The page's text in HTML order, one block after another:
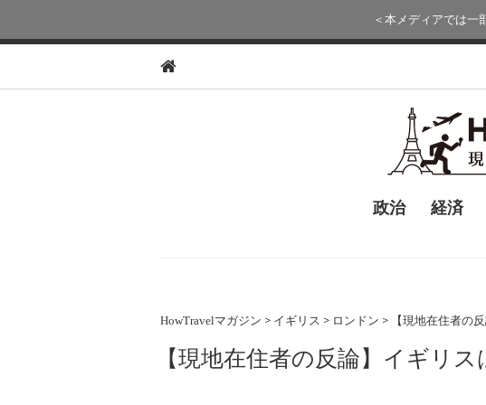
＜本メディアでは一
政治 経済
HowTravelマガジン > イギリス > ロンドン > 【現地在住者の
【現地在住者の反論】イギリ